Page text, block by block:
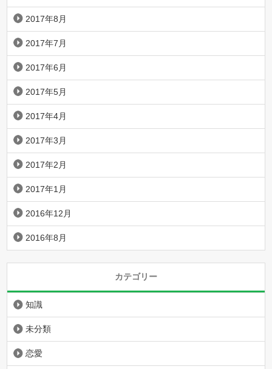
2017年8月
2017年7月
2017年6月
2017年5月
2017年4月
2017年3月
2017年2月
2017年1月
2016年12月
2016年8月
カテゴリー
知識
未分類
恋愛